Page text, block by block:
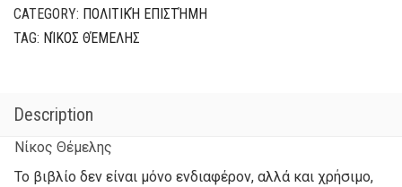
CATEGORY: ΠΟΛΙΤΙΚΉ ΕΠΙΣΤΉΜΗ
TAG: ΝΊΚΟΣ ΘΈΜΕΛΗΣ
Description
Νίκος Θέμελης
Το βιβλίο δεν είναι μόνο ενδιαφέρον, αλλά και χρήσιμο,